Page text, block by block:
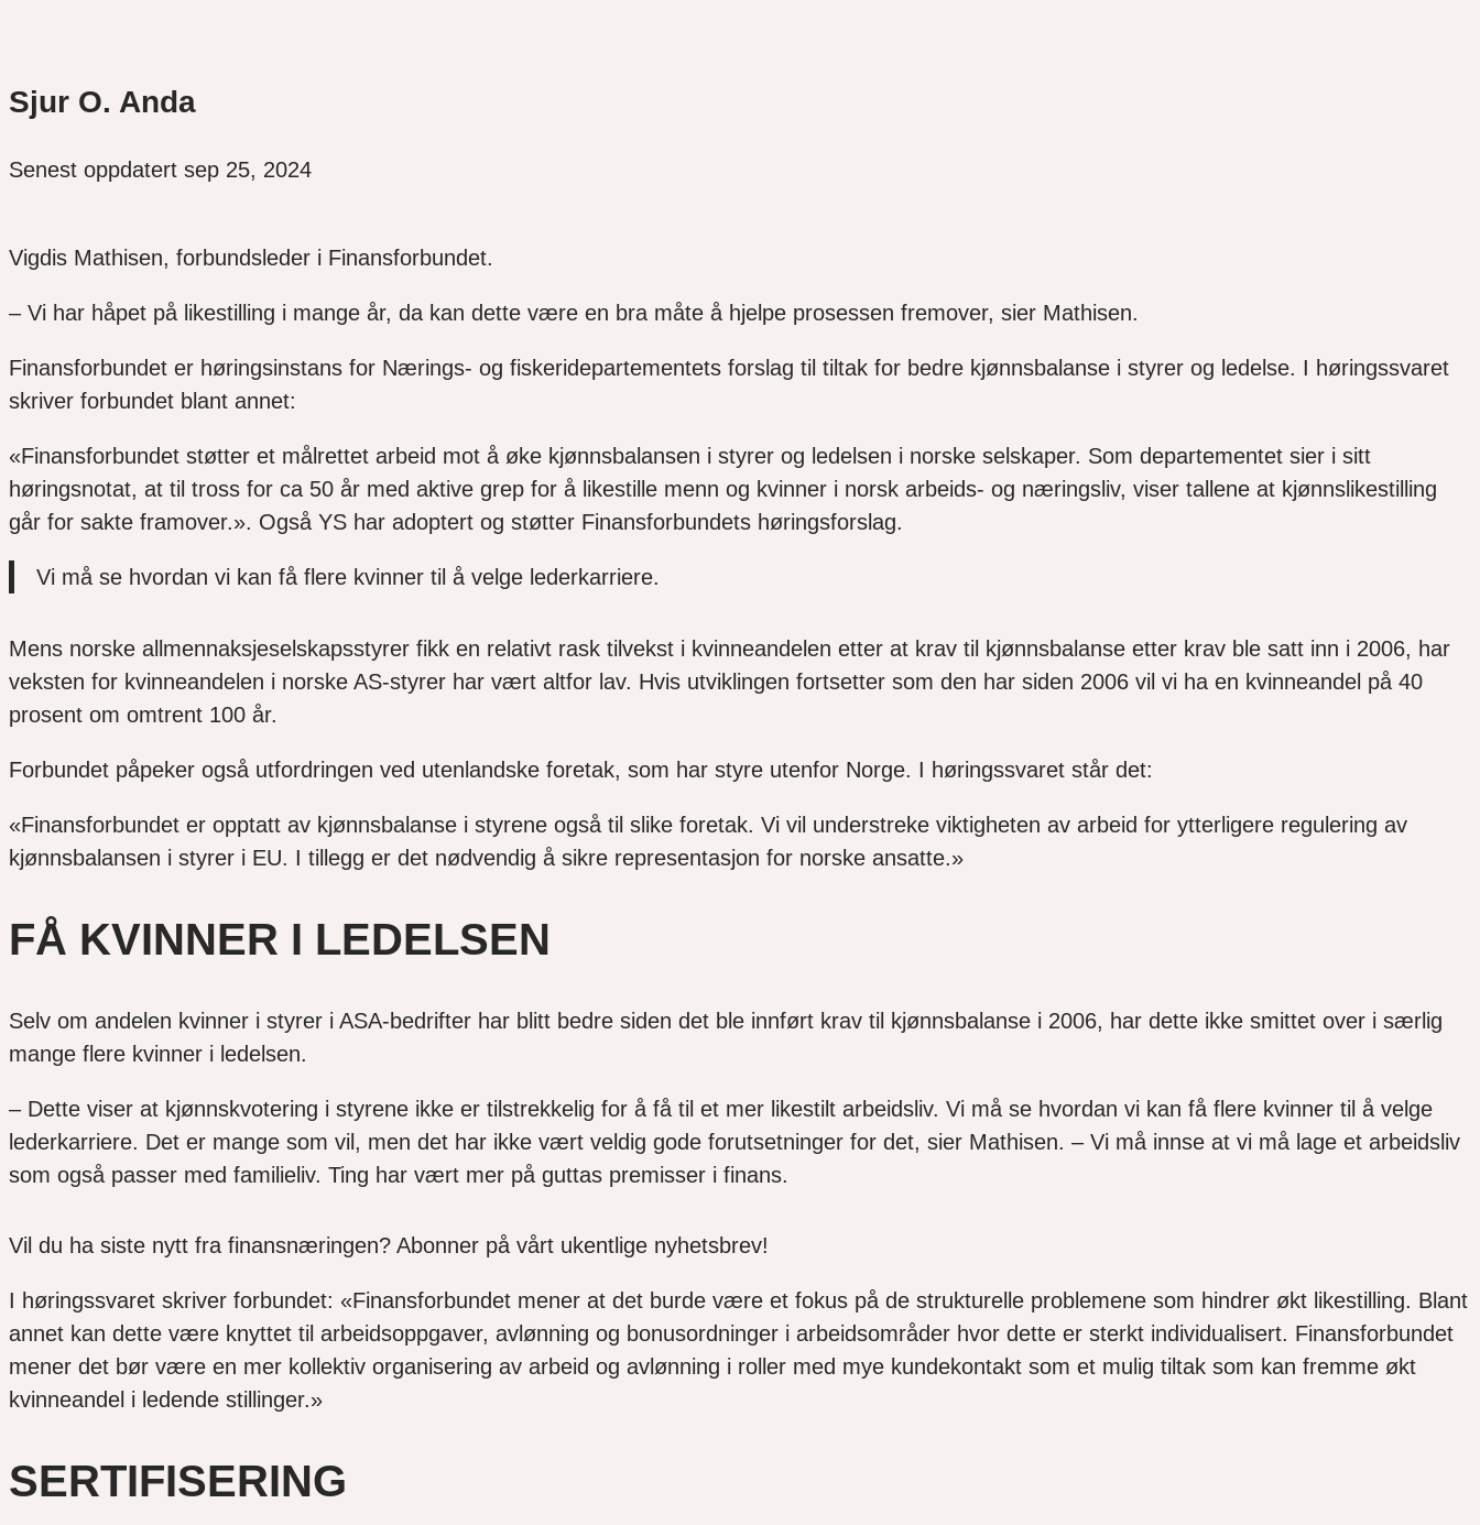
Sjur O. Anda
Senest oppdatert sep 25, 2024
Vigdis Mathisen, forbundsleder i Finansforbundet.
– Vi har håpet på likestilling i mange år, da kan dette være en bra måte å hjelpe prosessen fremover, sier Mathisen.
Finansforbundet er høringsinstans for Nærings- og fiskeridepartementets forslag til tiltak for bedre kjønnsbalanse i styrer og ledelse. I høringssvaret
skriver forbundet blant annet:
«Finansforbundet støtter et målrettet arbeid mot å øke kjønnsbalansen i styrer og ledelsen i norske selskaper. Som departementet sier i sitt
høringsnotat, at til tross for ca 50 år med aktive grep for å likestille menn og kvinner i norsk arbeids- og næringsliv, viser tallene at kjønnslikestilling
går for sakte framover.». Også YS har adoptert og støtter Finansforbundets høringsforslag.
Vi må se hvordan vi kan få flere kvinner til å velge lederkarriere.
Mens norske allmennaksjeselskapsstyrer fikk en relativt rask tilvekst i kvinneandelen etter at krav til kjønnsbalanse etter krav ble satt inn i 2006, har
veksten for kvinneandelen i norske AS-styrer har vært altfor lav. Hvis utviklingen fortsetter som den har siden 2006 vil vi ha en kvinneandel på 40
prosent om omtrent 100 år.
Forbundet påpeker også utfordringen ved utenlandske foretak, som har styre utenfor Norge. I høringssvaret står det:
«Finansforbundet er opptatt av kjønnsbalanse i styrene også til slike foretak. Vi vil understreke viktigheten av arbeid for ytterligere regulering av
kjønnsbalansen i styrer i EU. I tillegg er det nødvendig å sikre representasjon for norske ansatte.»
FÅ KVINNER I LEDELSEN
Selv om andelen kvinner i styrer i ASA-bedrifter har blitt bedre siden det ble innført krav til kjønnsbalanse i 2006, har dette ikke smittet over i særlig
mange flere kvinner i ledelsen.
– Dette viser at kjønnskvotering i styrene ikke er tilstrekkelig for å få til et mer likestilt arbeidsliv. Vi må se hvordan vi kan få flere kvinner til å velge
lederkarriere. Det er mange som vil, men det har ikke vært veldig gode forutsetninger for det, sier Mathisen. – Vi må innse at vi må lage et arbeidsliv
som også passer med familieliv. Ting har vært mer på guttas premisser i finans.
Vil du ha siste nytt fra finansnæringen? Abonner på vårt ukentlige nyhetsbrev!
I høringssvaret skriver forbundet: «Finansforbundet mener at det burde være et fokus på de strukturelle problemene som hindrer økt likestilling. Blant
annet kan dette være knyttet til arbeidsoppgaver, avlønning og bonusordninger i arbeidsområder hvor dette er sterkt individualisert. Finansforbundet
mener det bør være en mer kollektiv organisering av arbeid og avlønning i roller med mye kundekontakt som et mulig tiltak som kan fremme økt
kvinneandel i ledende stillinger.»
SERTIFISERING